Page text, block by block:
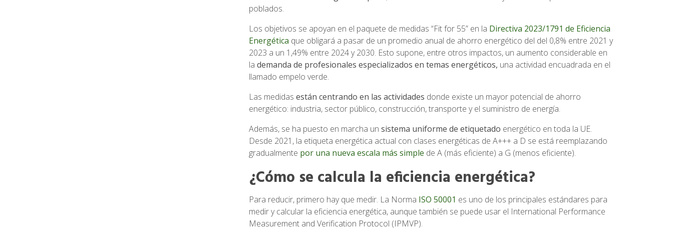
poblados.
Los objetivos se apoyan en el paquete de medidas “Fit for 55” en la Directiva 2023/1791 de Eficiencia
Energética que obligará a pasar de un promedio anual de ahorro energético del del 0,8% entre 2021 y
2023 a un 1,49% entre 2024 y 2030. Esto supone, entre otros impactos, un aumento considerable en
la demanda de profesionales especializados en temas energéticos, una actividad encuadrada en el
llamado empelo verde.
Las medidas están centrando en las actividades donde existe un mayor potencial de ahorro
energético: industria, sector público, construcción, transporte y el suministro de energía.
Además, se ha puesto en marcha un sistema uniforme de etiquetado energético en toda la UE.
Desde 2021, la etiqueta energética actual con clases energéticas de A+++ a D se está reemplazando
gradualmente por una nueva escala más simple de A (más eficiente) a G (menos eficiente).
¿Cómo se calcula la eficiencia energética?
Para reducir, primero hay que medir. La Norma ISO 50001 es uno de los principales estándares para
medir y calcular la eficiencia energética, aunque también se puede usar el International Performance
Measurement and Verification Protocol (IPMVP).